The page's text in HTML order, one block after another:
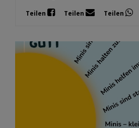
Teilen Teilen Teilen